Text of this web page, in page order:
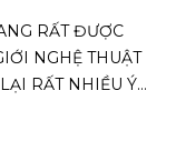
RẤT ĐƯỢC
NGHỆ THUẬT
RẤT NHIỀU Ý